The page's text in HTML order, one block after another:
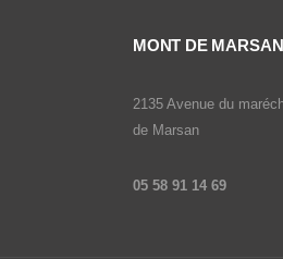
MONT DE MARSAN
2135 Avenue du
de Marsan
05 58 91 14 69